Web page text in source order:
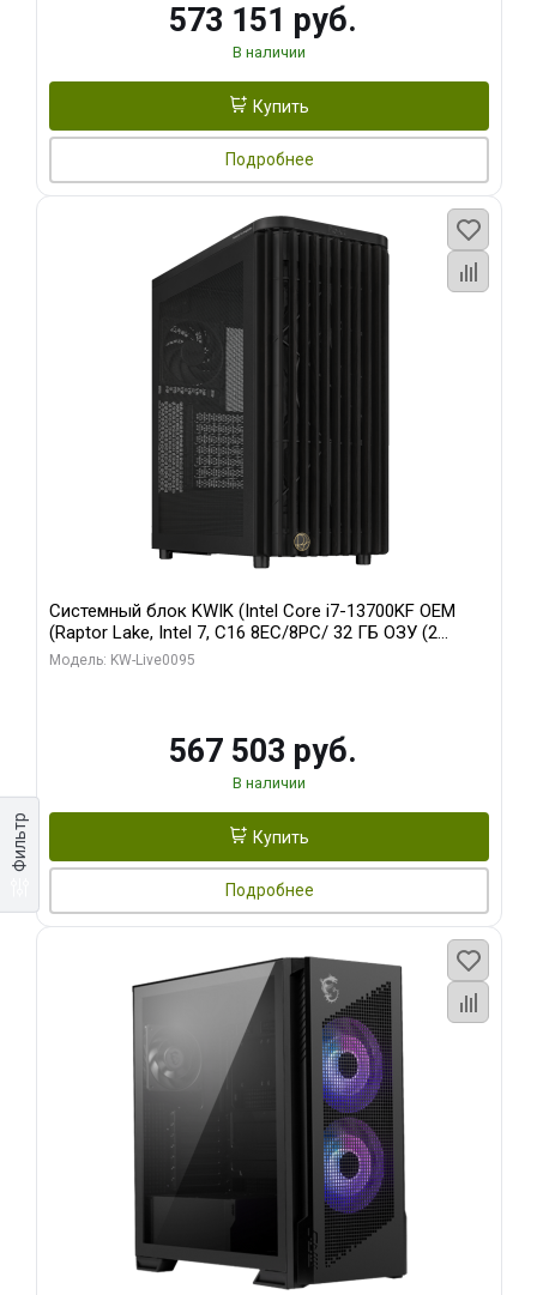
Фильтр
573 151 руб.
В наличии
Купить
Подробнее
Системный блок KWIK (Intel Core i7-13700KF OEM
(Raptor Lake, Intel 7, C16 8EC/8PC/ 32 ГБ ОЗУ (2
модуля)/ Afox RTX4090 24GB GDDR6X 384-Bit 3xDP
Модель: KW-Live0095
567 503 руб.
В наличии
Купить
Подробнее